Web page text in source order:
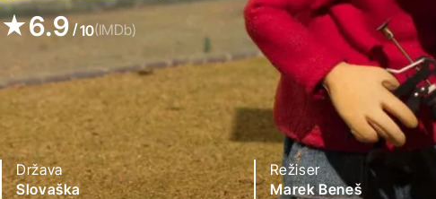
6.9/10(IMDb)
Država
Slovaška
Režiser
Marek Beneš